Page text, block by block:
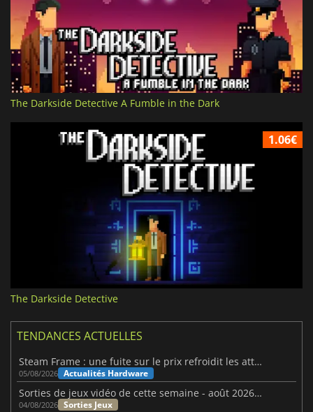
The Darkside Detective A Fumble in the Dark
1.06€
The Darkside Detective
TENDANCES ACTUELLES
Steam Frame : une fuite sur le prix refroidit les attentes VR
05/08/2026 Actualités Hardware
Sorties de jeux vidéo de cette semaine - août 2026 (semaine 32)
04/08/2026 Sorties Jeux